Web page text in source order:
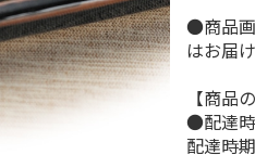
●商品画
はお届
【商品
●配達時
配達時